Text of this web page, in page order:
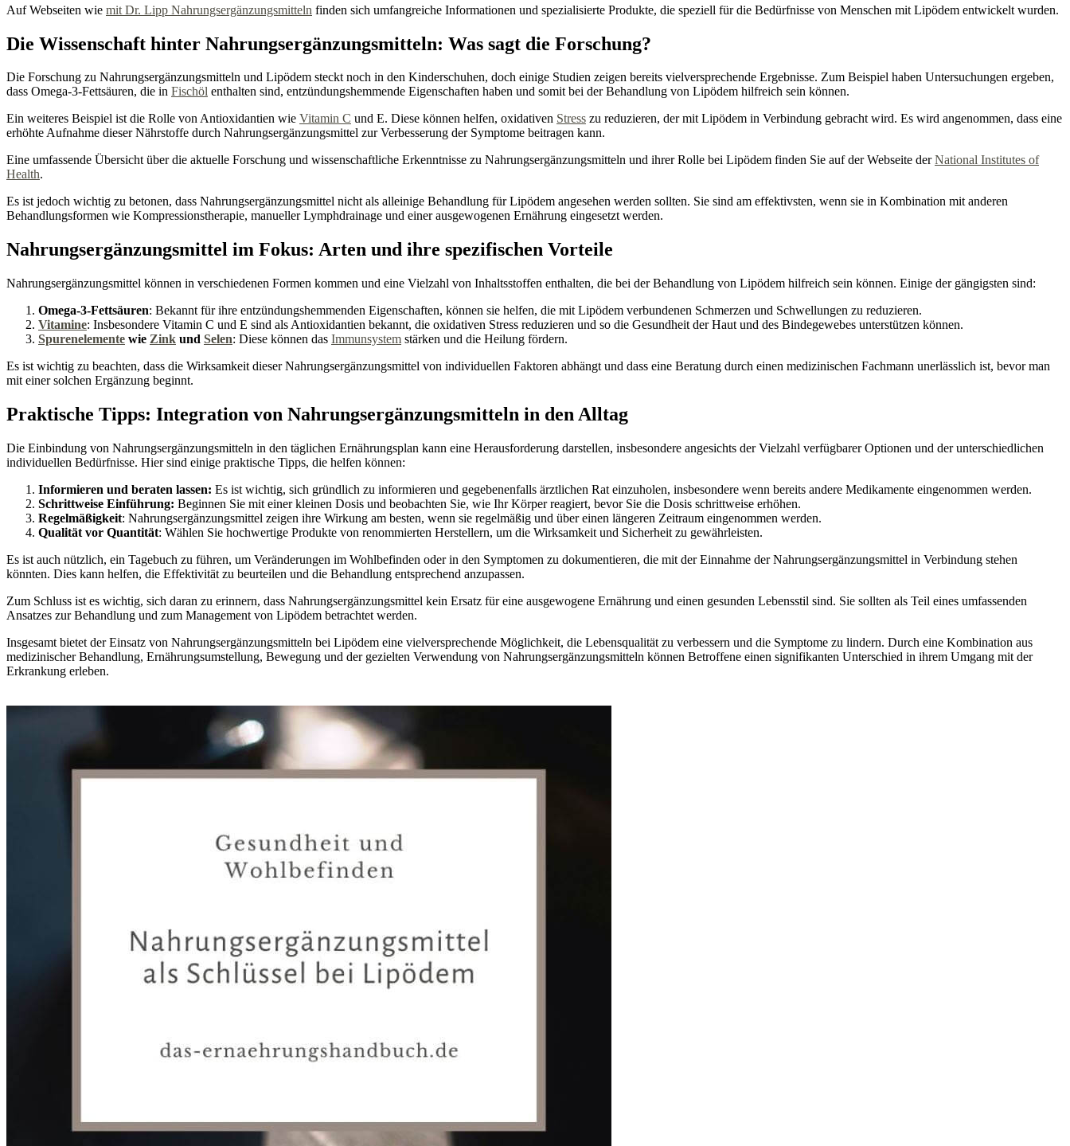
Auf Webseiten wie mit Dr. Lipp Nahrungsergänzungsmitteln finden sich umfangreiche Informationen und spezialisierte Produkte, die speziell für die Bedürfnisse von Menschen mit Lipödem entwickelt wurden.
Die Wissenschaft hinter Nahrungsergänzungsmitteln: Was sagt die Forschung?
Die Forschung zu Nahrungsergänzungsmitteln und Lipödem steckt noch in den Kinderschuhen, doch einige Studien zeigen bereits vielversprechende Ergebnisse. Zum Beispiel haben Untersuchungen ergeben,
dass Omega-3-Fettsäuren, die in Fischöl enthalten sind, entzündungshemmende Eigenschaften haben und somit bei der Behandlung von Lipödem hilfreich sein können.
Ein weiteres Beispiel ist die Rolle von Antioxidantien wie Vitamin C und E. Diese können helfen, oxidativen Stress zu reduzieren, der mit Lipödem in Verbindung gebracht wird. Es wird angenommen, dass eine
erhöhte Aufnahme dieser Nährstoffe durch Nahrungsergänzungsmittel zur Verbesserung der Symptome beitragen kann.
Eine umfassende Übersicht über die aktuelle Forschung und wissenschaftliche Erkenntnisse zu Nahrungsergänzungsmitteln und ihrer Rolle bei Lipödem finden Sie auf der Webseite derNational Institutes of
Health.
Es ist jedoch wichtig zu betonen, dass Nahrungsergänzungsmittel nicht als alleinige Behandlung für Lipödem angesehen werden sollten. Sie sind am effektivsten, wenn sie in Kombination mit anderen
Behandlungsformen wie Kompressionstherapie, manueller Lymphdrainage und einer ausgewogenen Ernährung eingesetzt werden.
Nahrungsergänzungsmittel im Fokus: Arten und ihre spezifischen Vorteile
Nahrungsergänzungsmittel können in verschiedenen Formen kommen und eine Vielzahl von Inhaltsstoffen enthalten, die bei der Behandlung von Lipödem hilfreich sein können. Einige der gängigsten sind:
Omega-3-Fettsäuren: Bekannt für ihre entzündungshemmenden Eigenschaften, können sie helfen, die mit Lipödem verbundenen Schmerzen und Schwellungen zu reduzieren.
Vitamine: Insbesondere Vitamin C und E sind als Antioxidantien bekannt, die oxidativen Stress reduzieren und so die Gesundheit der Haut und des Bindegewebes unterstützen können.
Spurenelemente wie Zink und Selen: Diese können das Immunsystem stärken und die Heilung fördern.
Es ist wichtig zu beachten, dass die Wirksamkeit dieser Nahrungsergänzungsmittel von individuellen Faktoren abhängt und dass eine Beratung durch einen medizinischen Fachmann unerlässlich ist, bevor man
mit einer solchen Ergänzung beginnt.
Praktische Tipps: Integration von Nahrungsergänzungsmitteln in den Alltag
Die Einbindung von Nahrungsergänzungsmitteln in den täglichen Ernährungsplan kann eine Herausforderung darstellen, insbesondere angesichts der Vielzahl verfügbarer Optionen und der unterschiedlichen
individuellen Bedürfnisse. Hier sind einige praktische Tipps, die helfen können:
Informieren und beraten lassen: Es ist wichtig, sich gründlich zu informieren und gegebenenfalls ärztlichen Rat einzuholen, insbesondere wenn bereits andere Medikamente eingenommen werden.
Schrittweise Einführung: Beginnen Sie mit einer kleinen Dosis und beobachten Sie, wie Ihr Körper reagiert, bevor Sie die Dosis schrittweise erhöhen.
Regelmäßigkeit: Nahrungsergänzungsmittel zeigen ihre Wirkung am besten, wenn sie regelmäßig und über einen längeren Zeitraum eingenommen werden.
Qualität vor Quantität: Wählen Sie hochwertige Produkte von renommierten Herstellern, um die Wirksamkeit und Sicherheit zu gewährleisten.
Es ist auch nützlich, ein Tagebuch zu führen, um Veränderungen im Wohlbefinden oder in den Symptomen zu dokumentieren, die mit der Einnahme der Nahrungsergänzungsmittel in Verbindung stehen
könnten. Dies kann helfen, die Effektivität zu beurteilen und die Behandlung entsprechend anzupassen.
Zum Schluss ist es wichtig, sich daran zu erinnern, dass Nahrungsergänzungsmittel kein Ersatz für eine ausgewogene Ernährung und einen gesunden Lebensstil sind. Sie sollten als Teil eines umfassenden
Ansatzes zur Behandlung und zum Management von Lipödem betrachtet werden.
Insgesamt bietet der Einsatz von Nahrungsergänzungsmitteln bei Lipödem eine vielversprechende Möglichkeit, die Lebensqualität zu verbessern und die Symptome zu lindern. Durch eine Kombination aus
medizinischer Behandlung, Ernährungsumstellung, Bewegung und der gezielten Verwendung von Nahrungsergänzungsmitteln können Betroffene einen signifikanten Unterschied in ihrem Umgang mit der
Erkrankung erleben.